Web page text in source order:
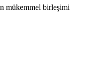
mükemmel birleşimi